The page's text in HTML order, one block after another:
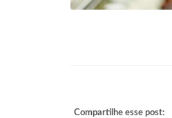
Compartilhe esse post: